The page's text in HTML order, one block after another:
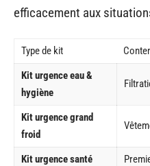
efficacement aux
Type de kit
Kit urgence eau &
hygiène
Kit urgence grand
froid
Kit urgence santé